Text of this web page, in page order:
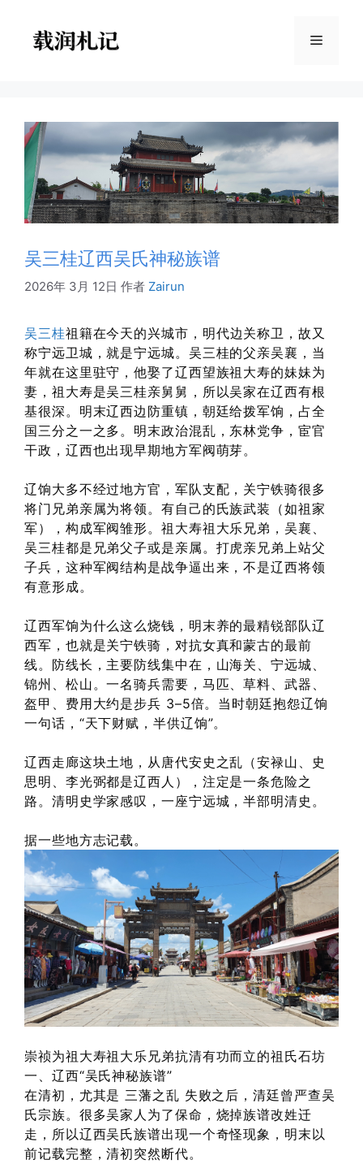
菜
吴三桂辽西吴氏神秘族谱
2026年 3月 12日 作者 Zairun
吴三桂祖籍在今天的兴城市，明代边关称卫，故又
称宁远卫城，就是宁远城。吴三桂的父亲吴襄，当
年就在这里驻守，他娶了辽西望族祖大寿的妹妹为
妻，祖大寿是吴三桂亲舅舅，所以吴家在辽西有根
基很深。明末辽西边防重镇，朝廷给拨军饷，占全
国三分之一之多。明末政治混乱，东林党争，宦官
干政，辽西也出现早期地方军阀萌芽。
辽饷大多不经过地方官，军队支配，关宁铁骑很多
将门兄弟亲属为将领。有自己的氏族武装（如祖家
军），构成军阀雏形。祖大寿祖大乐兄弟，吴襄、
吴三桂都是兄弟父子或是亲属。打虎亲兄弟上站父
子兵，这种军阀结构是战争逼出来，不是辽西将领
有意形成。
辽西军饷为什么这么烧钱，明末养的最精锐部队辽
西军，也就是关宁铁骑，对抗女真和蒙古的最前
线。防线长，主要防线集中在，山海关、宁远城、
锦州、松山。一名骑兵需要，马匹、草料、武器、
盔甲、费用大约是步兵 3–5倍。当时朝廷抱怨辽饷
一句话，“天下财赋，半供辽饷”。
辽西走廊这块土地，从唐代安史之乱（安禄山、史
思明、李光弼都是辽西人），注定是一条危险之
路。清明史学家感叹，一座宁远城，半部明清史。
据一些地方志记载。
崇祯为祖大寿祖大乐兄弟抗清有功而立的祖氏石坊
一、辽西“吴氏神秘族谱”
在清初，尤其是 三藩之乱 失败之后，清廷曾严查吴
氏宗族。很多吴家人为了保命，烧掉族谱改姓迁
走，所以辽西吴氏族谱出现一个奇怪现象，明末以
前记载完整，清初突然断代。